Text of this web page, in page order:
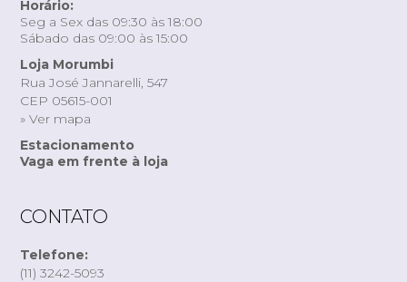
Horário:
Seg a Sex das 09:30 às 18:00
Sábado das 09:00 às 15:00
Loja Morumbi
Rua José Jannarelli, 547
CEP 05615-001
» Ver mapa
Estacionamento
Vaga em frente à loja
CONTATO
Telefone:
(11) 3242-5093